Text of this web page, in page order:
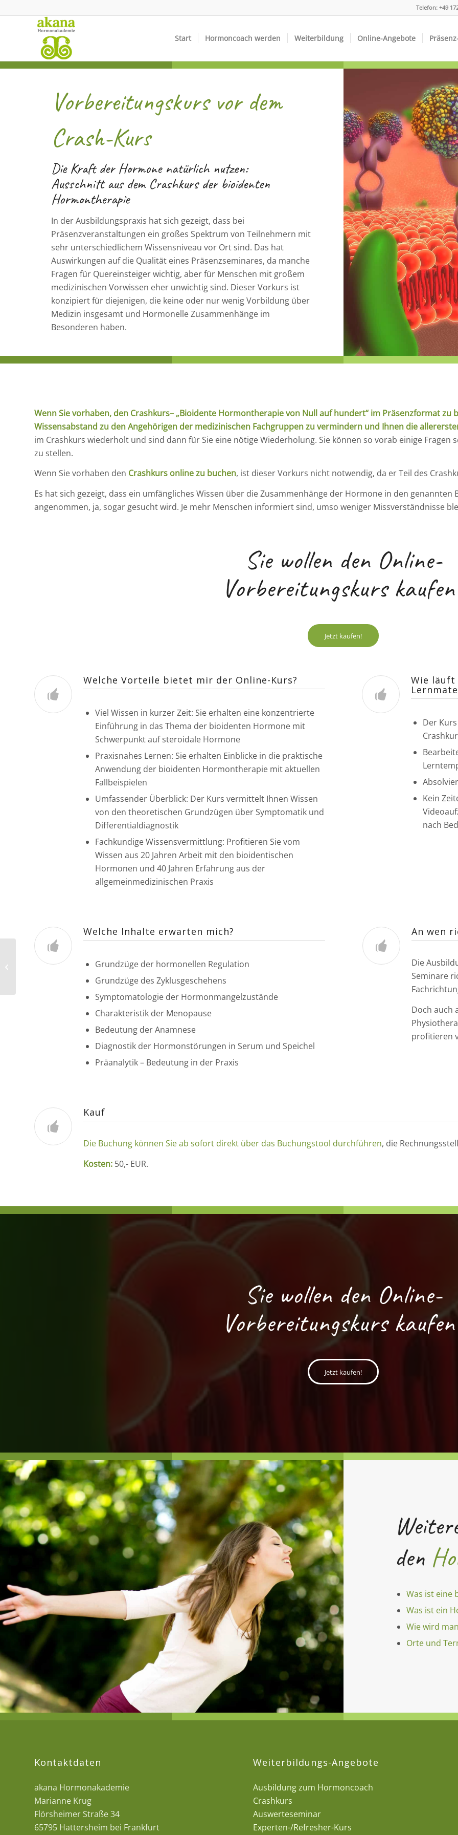
Telefon: +49
Start Hormoncoach werden Weiterbildung Online-Angebote
Vorbereitungskurs vor dem
Crash-Kurs
Die Kraft der Hormone natürlich nutzen:
Ausschnitt aus dem Crashkurs der bioidenten
Hormontherapie
In der Ausbildungspraxis hat sich gezeigt, dass bei
Präsenzveranstaltungen ein großes Spektrum von Teilnehmern mit
sehr unterschiedlichem Wissensniveau vor Ort sind. Das hat
Auswirkungen auf die Qualität eines Präsenzseminares, da manche
Fragen für Quereinsteiger wichtig, aber für Menschen mit großem
medizinischen Vorwissen eher unwichtig sind. Dieser Vorkurs ist
konzipiert für diejenigen, die keine oder nur wenig Vorbildung über
Medizin insgesamt und Hormonelle Zusammenhänge im
Besonderen haben.
Wenn Sie vorhaben, den Crashkurs– „Bioidente Hormontherapie von Null auf hundert“ im Präsenzformat zu
Wissensabstand zu den Angehörigen der medizinischen Fachgruppen zu vermindern und Ihnen die
im Crashkurs wiederholt und sind dann für Sie eine nötige Wiederholung. Sie können so vorab einige
zu stellen.
Wenn Sie vorhaben den Crashkurs online zu buchen, ist dieser Vorkurs nicht notwendig, da er Teil des
Es hat sich gezeigt, dass ein umfängliches Wissen über die Zusammenhänge der Hormone in den
angenommen, ja, sogar gesucht wird. Je mehr Menschen informiert sind, umso weniger Missverständnisse
Sie wollen den Online-
Vorbereitungskurs
Jetzt kaufen!
Welche Vorteile bietet mir der Online-Kurs?
Viel Wissen in kurzer Zeit: Sie erhalten eine konzentrierte
Einführung in das Thema der bioidenten Hormone mit
Schwerpunkt auf steroidale Hormone
Praxisnahes Lernen: Sie erhalten Einblicke in die praktische
Anwendung der bioidenten Hormontherapie mit aktuellen
Fallbeispielen
Umfassender Überblick: Der Kurs vermittelt Ihnen Wissen
von den theoretischen Grundzügen über Symptomatik und
Differentialdiagnostik
Fachkundige Wissensvermittlung: Profitieren Sie vom
Wissen aus 20 Jahren Arbeit mit den bioidentischen
Hormonen und 40 Jahren Erfahrung aus der
allgemeinmedizinischen Praxis
Wie läuft
Der
Kein
nach
Welche Inhalte erwarten mich?
Grundzüge der hormonellen Regulation
Grundzüge des Zyklusgeschehens
Symptomatologie der Hormonmangelzustände
Charakteristik der Menopause
Bedeutung der Anamnese
Diagnostik der Hormonstörungen in Serum und Speichel
Präanalytik – Bedeutung in der Praxis
An wen
Die
Seminare
Doch auch
profitieren
Kauf
Die Buchung können Sie ab sofort direkt über das Buchungstool durchführen, die
Kosten: 50,- EUR.
Sie wollen den Online-
Vorbereitungskurs
Jetzt kaufen!
den
Was ist eine
Was ist ein
Wie wird
Orte und
Kontaktdaten
akana Hormonakademie
Marianne Krug
Flörsheimer Straße 34
65795 Hattersheim bei Frankfurt
Weiterbildungs-Angebote
Ausbildung zum Hormoncoach
Crashkurs
Auswerteseminar
Experten-/Refresher-Kurs
Online-Crash-Kurs